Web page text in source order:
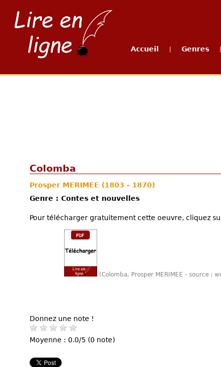
Accueil Genres
Colomba
Prosper MERIMEE (1803 - 1870)
Genre : Contes et nouvelles
Pour télécharger gratuitement cette oeuvre, cliquez
(Colomba, Prosper MERIMEE - source :
Donnez une note !
Moyenne : 0.0/5 (0 note)